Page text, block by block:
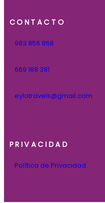
CONTACTO
983 856 868
669 188 381
eylotravels@gmail.com
PRIVACIDAD
Política de Privacidad